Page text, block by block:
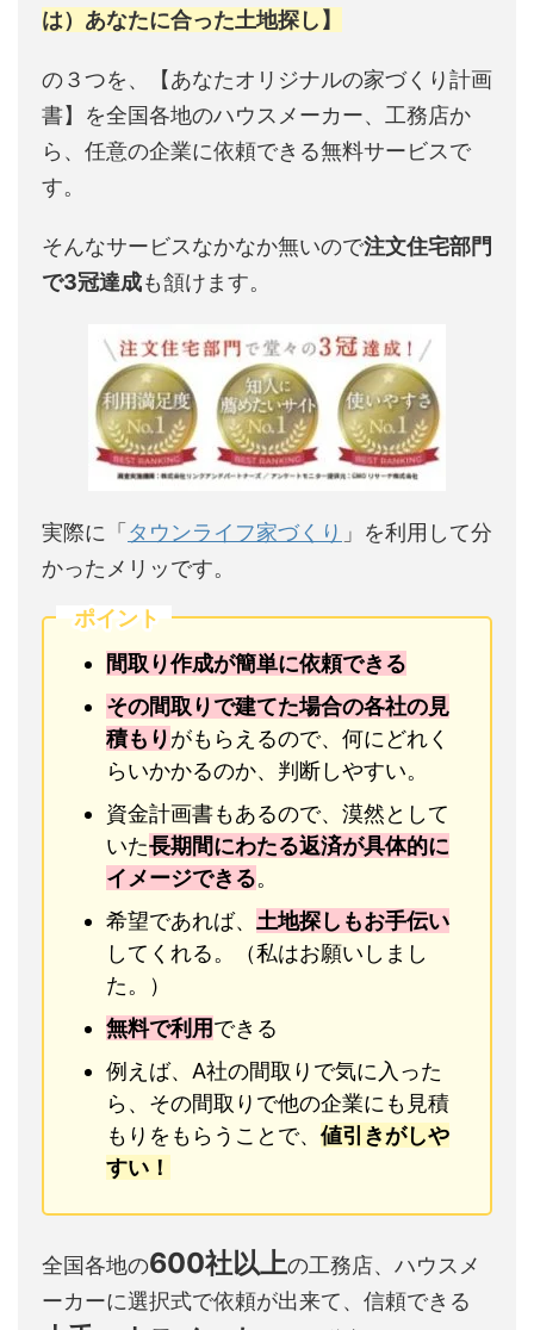
は）あなたに合った土地探し】
の３つを、【あなたオリジナルの家づくり計画
書】を全国各地のハウスメーカー、工務店か
ら、任意の企業に依頼できる無料サービスで
す。
そんなサービスなかなか無いので注文住宅部門
で3冠達成も頷けます。
実際に「 タウンライフ家づくり 」を利用して分
かったメリッです。
ポイント
間取り作成が簡単に依頼できる
その間取りで建てた場合の各社の見
積もりがもらえるので、何にどれく
らいかかるのか、判断しやすい。
資金計画書もあるので、漠然として
いた長期間にわたる返済が具体的に
イメージできる。
希望であれば、 土地探しもお手伝い
してくれる。（私はお願いしまし
た。）
無料で利用できる
例えば、A社の間取りで気に入った
ら、その間取りで他の企業にも見積
もりをもらうことで、 値引きがしや
すい！
全国各地の600社以上の工務店、ハウスメ
ーカーに選択式で依頼が出来て、信頼できる